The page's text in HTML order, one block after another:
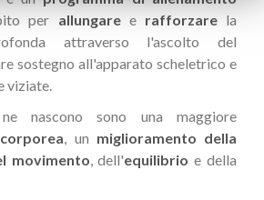
per allungare e rafforzare la
attraverso l'ascolto del
sostegno all'apparato scheletrico e
viziate.
nascono sono una maggiore
, un miglioramento della
movimento, dell'equilibrio e della